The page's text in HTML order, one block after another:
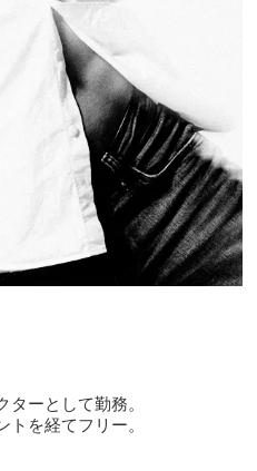
ーとして勤務。
を経てフリー。